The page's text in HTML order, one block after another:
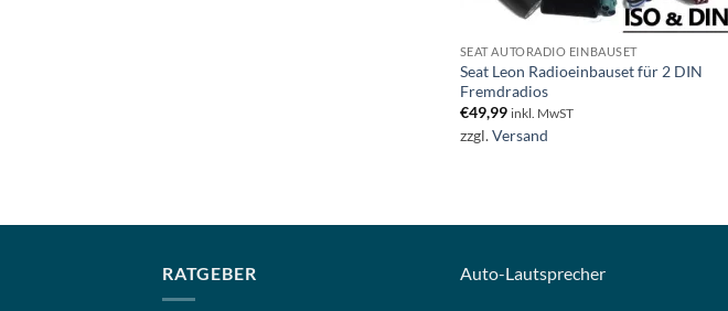
SEAT AUTORADIO EINBAUSET
Seat Leon Radioeinbauset für 2 DIN
Fremdradios
€49,99 inkl. MwST
zzgl.Versand
RATGEBER Auto-Lautsprecher